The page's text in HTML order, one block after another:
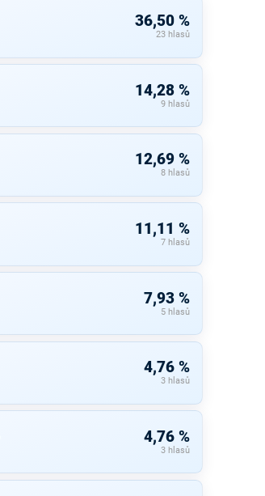
36,50 %
23 hlasů
14,28 %
9 hlasů
12,69 %
8 hlasů
11,11 %
7 hlasů
7,93 %
5 hlasů
4,76 %
3 hlasů
4,76 %
3 hlasů